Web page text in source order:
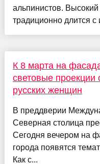
альпинистов.
традиционно длится с
К 8 марта на
световые проекции
русских женщин
В преддверии
Северная столица
Сегодня вечером на
города появятся
Как с...